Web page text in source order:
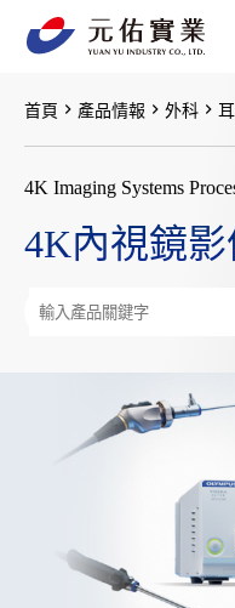
首頁 產品情報 外科
4K Imaging Systems
4K內視鏡影
搜